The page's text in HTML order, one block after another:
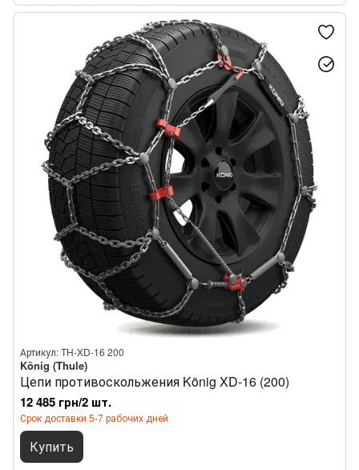
Артикул: TH-XD-16 200
König (Thule)
Цепи противоскольжения König XD-16 (200)
12 485 грн/2 шт.
Срок доставки 5-7 рабочих дней
Купить